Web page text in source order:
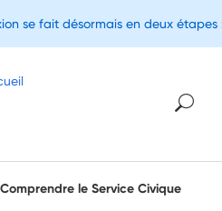
Comprendre le Service Civique
se fait désormais en deux